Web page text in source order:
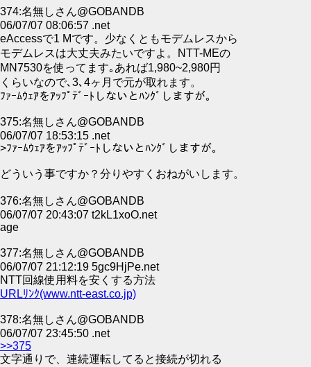
374:名無しさん@GOBANDB
06/07/07 08:06:57 .net
eAccessで1 Mです。少なくともモデムレスから
モデムレスは大丈夫みたいですよ。NTT-MEの
MN7530を使ってます｡あれば1,980~2,980円
くらいなので､3､4ヶ月で元が取れます。
ﾌｧｰﾑｳｪｱをｱｯﾌﾟﾃﾞｰﾄしないとﾊﾝｸﾞしますが｡
375:名無しさん@GOBANDB
06/07/07 18:53:15 .net
>ﾌｧｰﾑｳｪｱをｱｯﾌﾟﾃﾞｰﾄしないとﾊﾝｸﾞしますが｡
どういう事ですか？分りやすくおねがいします。
376:名無しさん@GOBANDB
06/07/07 20:43:07 t2kL1xoO.net
age
377:名無しさん@GOBANDB
06/07/07 21:12:19 5gc9HjPe.net
NTT回線使用料を安くする方法
URLﾘﾝｸ(www.ntt-east.co.jp)
378:名無しさん@GOBANDB
06/07/07 23:45:50 .net
>>375
文字通りで、連続運転してると接続が切れる